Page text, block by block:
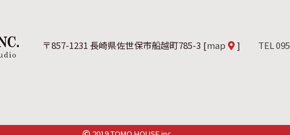
〒857-1231 長崎県佐世保市船越町785-3 [map ] TEL